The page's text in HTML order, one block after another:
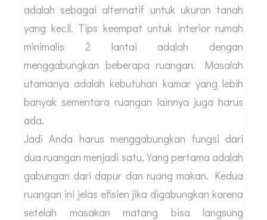
adalah sebagai alternatif untuk ukuran tanah
yang kecil. Tips keempat untuk interior rumah
minimalis 2 lantai adalah dengan
menggabungkan beberapa ruangan. Masalah
utamanya adalah kebutuhan kamar yang lebih
banyak sementara ruangan lainnya juga harus
ada.
Jadi Anda harus menggabungkan fungsi dari
dua ruangan menjadi satu. Yang pertama adalah
gabungan dari dapur dan ruang makan. Kedua
ruangan ini jelas efisien jika digabungkan karena
setelah masakan matang bisa langsung